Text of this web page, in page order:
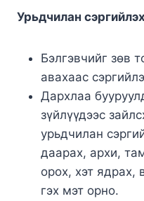
Урьдчилан
Бэлгэвчийг зөв
авахаас
Дархлаа
зүйлүүдээс
урьдчилан
даарах, архи,
орох, хэт ядрах,
гэх мэт орно.